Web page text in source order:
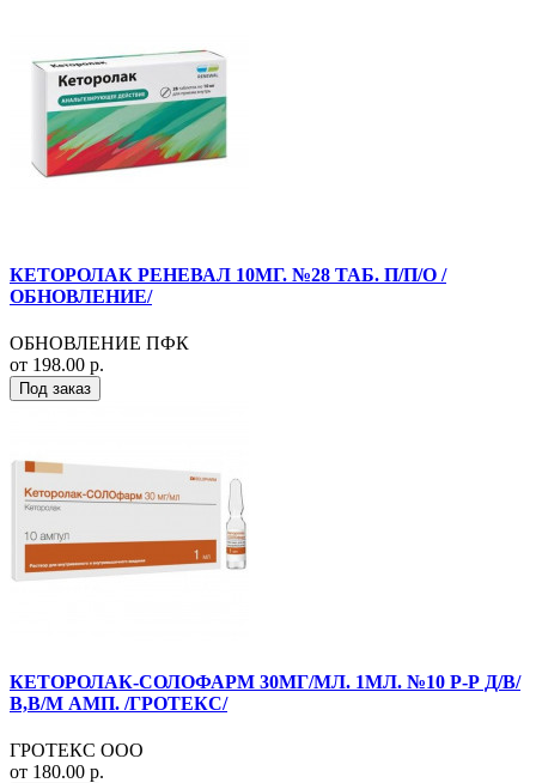
КЕТОРОЛАК РЕНЕВАЛ 10МГ. №28 ТАБ. П/П/О /
ОБНОВЛЕНИЕ/
ОБНОВЛЕНИЕ ПФК
от 198.00 р.
Под заказ
КЕТОРОЛАК-СОЛОФАРМ 30МГ/МЛ. 1МЛ. №10 Р-Р Д/В/
В,В/М АМП. /ГРОТЕКС/
ГРОТЕКС ООО
от 180.00 р.